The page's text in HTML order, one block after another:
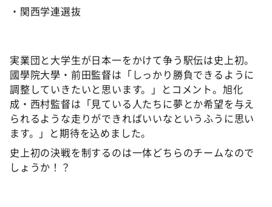
・関西学連選抜
実業団と大学生が日本一をかけて争う駅伝は史上初。
國學院大學・前田監督は「しっかり勝負できるように
調整していきたいと思います。」とコメント。旭化
成・西村監督は「見ている人たちに夢とか希望を与え
られるような走りができればいいなというふうに思い
ます。」と期待を込めました。
史上初の決戦を制するのは一体どちらのチームなので
しょうか！？